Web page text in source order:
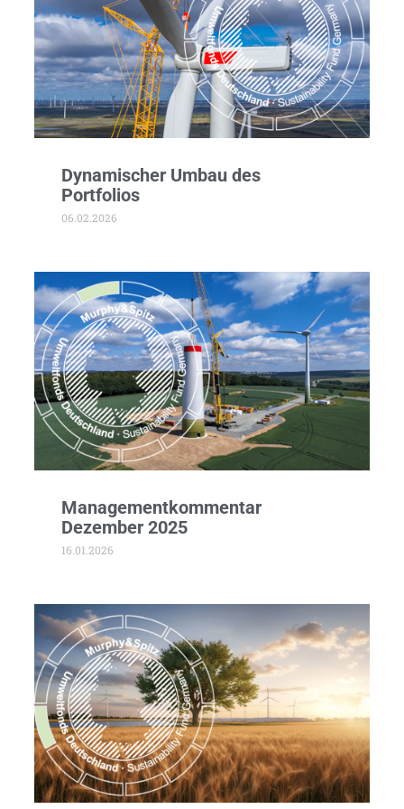
Dynamischer Umbau des
Portfolios
06.02.2026
Managementkommentar
Dezember 2025
16.01.2026